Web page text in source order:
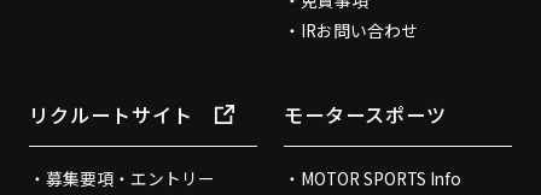
IRお問い合わせ
リクルートサイト
募集要項・エントリー
モータースポーツ
MOTOR SPORTS Info